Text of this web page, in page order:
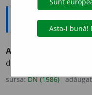
Explicative
ANTEROPOSTERI
din față către spate. [<
sursa:DN (1986)